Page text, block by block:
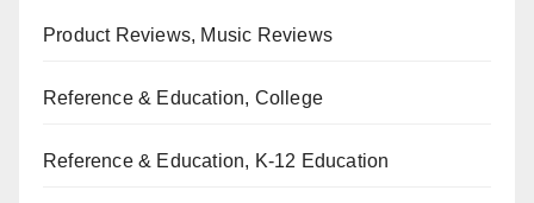
Product Reviews, Music Reviews
Reference & Education, College
Reference & Education, K-12 Education